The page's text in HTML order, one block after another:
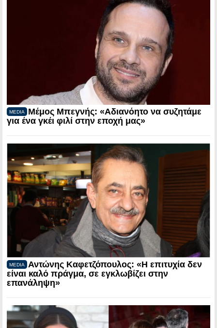
MEDIA
Μέμος Μπεγνής: «Αδιανόητο να συζητάμε
για ένα γκέι φιλί στην εποχή μας»
MEDIA
Αντώνης Καφετζόπουλος: «Η επιτυχία δεν
είναι καλό πράγμα, σε εγκλωβίζει στην
επανάληψη»